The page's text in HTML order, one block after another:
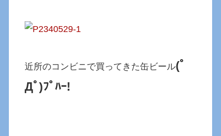
近所のコンビニで買ってきた缶ビール(ﾟ
Дﾟ)ﾌﾟﾊｰ!